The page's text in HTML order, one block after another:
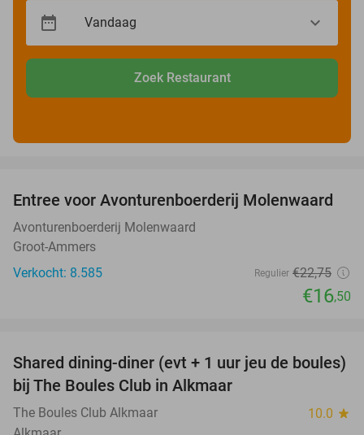
Zoek Restaurant
27%
Entree voor Avonturenboerderij Molenwaard
Avonturenboerderij Molenwaard
Groot-Ammers
Verkocht: 8.585
Regulier €22,75
€16,50
29%
Shared dining-diner (evt + 1 uur jeu de boules)
bij The Boules Club in Alkmaar
The Boules Club Alkmaar 10.0 star